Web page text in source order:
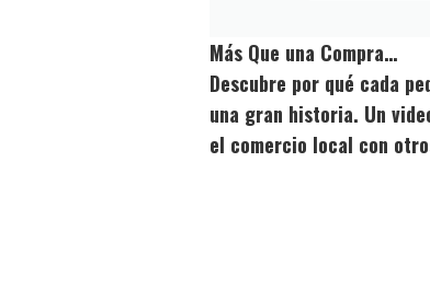
Más Que una Compra…
Descubre por qué cada
una gran historia. Un
el comercio local con